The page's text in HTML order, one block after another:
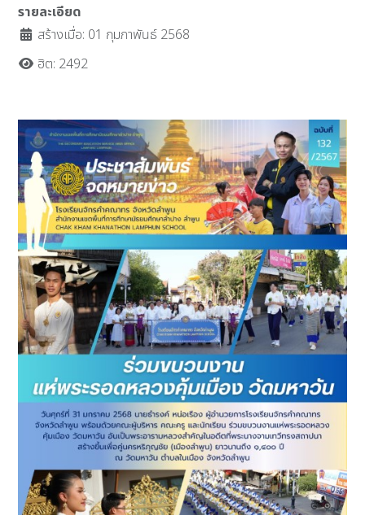
รายละเอียด
สร้างเมื่อ: 01 กุมภาพันธ์ 2568
ฮิต: 2492